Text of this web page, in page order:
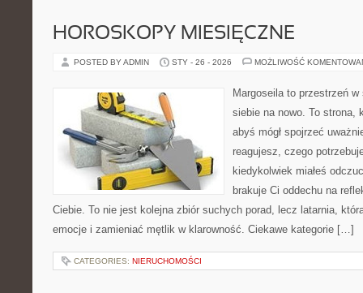
HOROSKOPY MIESIĘCZNE
POSTED BY ADMIN STY - 26 - 2026 MOŻLIWOŚĆ
Margoseila to przestrzeń
siebie na nowo. To strona,
abyś mógł spojrzeć
reagujesz, czego
kiedykolwiek miałeś
brakuje Ci oddechu na
Ciebie. To nie jest kolejna zbiór suchych porad, lecz latarnia,
emocje i zamieniać mętlik w klarowność. Ciekawe kategorie […]
CATEGORIES: NIERUCHOMOŚCI